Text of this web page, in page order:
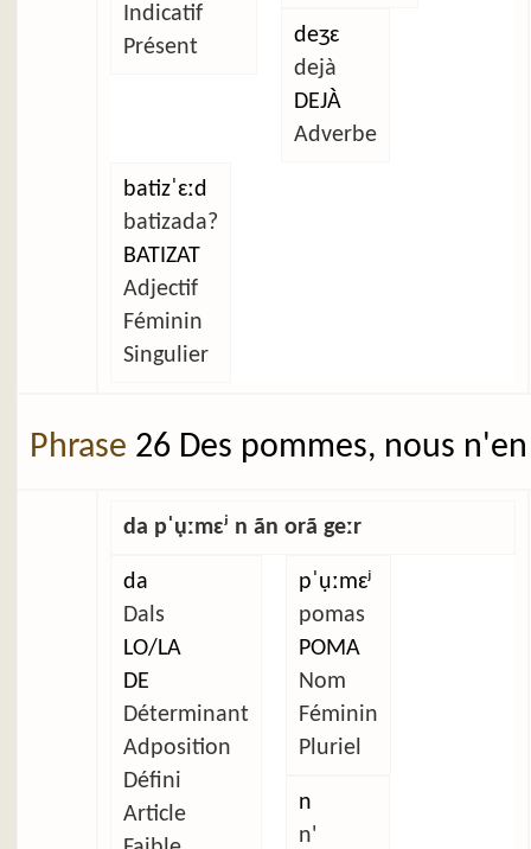
Indicatif
Présent
deʒɛ
dejà
DEJÀ
Adverbe
batizˈɛːd
batizada?
BATIZAT
Adjectif
Féminin
Singulier
Phrase 26 Des pommes, nous
da pˈụːmɛʲ n ãn orã geːr
da
Dals
LO/LA
DE
Déterminant
Adposition
Défini
Article
pˈụːmɛʲ
pomas
POMA
Nom
Féminin
Pluriel
n
n'